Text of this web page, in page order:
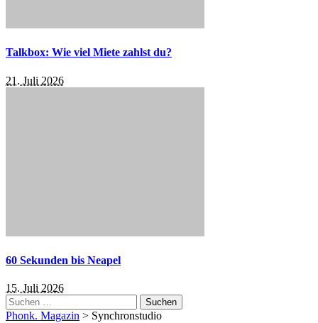
Talkbox: Wie viel Miete zahlst du?
21. Juli 2026
60 Sekunden bis Neapel
15. Juli 2026
Suchen
nach:
Phonk. Magazin > Synchronstudio